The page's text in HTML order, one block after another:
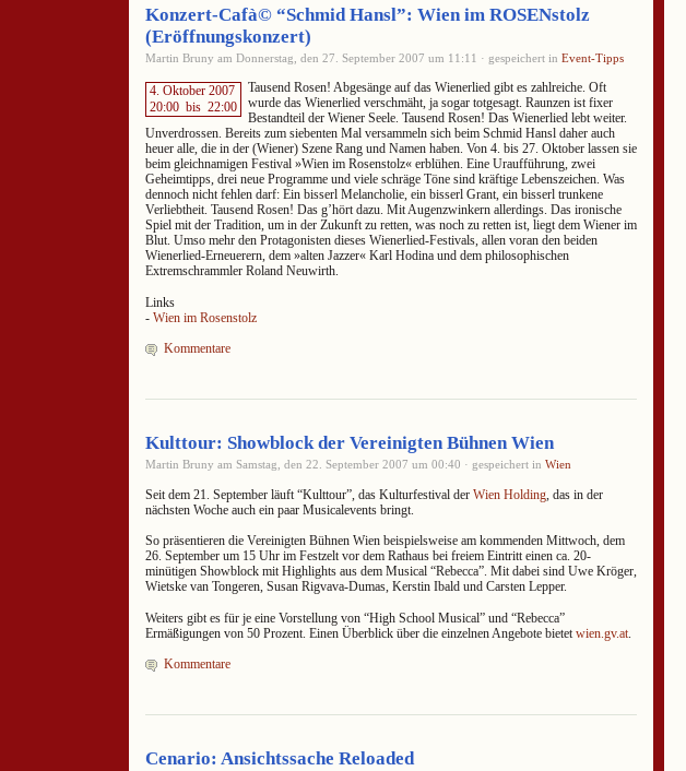
Konzert-Cafà© “Schmid Hansl”: Wien im ROSENstolz
(Eröffnungskonzert)
Martin Bruny am Donnerstag, den 27. September 2007 um 11:11 · gespeichert in Event-Tipps
4. Oktober 2007
20:00 bis 22:00
Tausend Rosen! Abgesänge auf das Wienerlied gibt es zahlreiche. Oft
wurde das Wienerlied verschmäht, ja sogar totgesagt. Raunzen ist fixer
Bestandteil der Wiener Seele. Tausend Rosen! Das Wienerlied lebt weiter.
Unverdrossen. Bereits zum siebenten Mal versammeln sich beim Schmid Hansl daher auch
heuer alle, die in der (Wiener) Szene Rang und Namen haben. Von 4. bis 27. Oktober lassen sie
beim gleichnamigen Festival »Wien im Rosenstolz« erblühen. Eine Uraufführung, zwei
Geheimtipps, drei neue Programme und viele schräge Töne sind kräftige Lebenszeichen. Was
dennoch nicht fehlen darf: Ein bisserl Melancholie, ein bisserl Grant, ein bisserl trunkene
Verliebtheit. Tausend Rosen! Das g’hört dazu. Mit Augenzwinkern allerdings. Das ironische
Spiel mit der Tradition, um in der Zukunft zu retten, was noch zu retten ist, liegt dem Wiener im
Blut. Umso mehr den Protagonisten dieses Wienerlied-Festivals, allen voran den beiden
Wienerlied-Erneuerern, dem »alten Jazzer« Karl Hodina und dem philosophischen
Extremschrammler Roland Neuwirth.
Links
- Wien im Rosenstolz
Kommentare
Kulttour: Showblock der Vereinigten Bühnen Wien
Martin Bruny am Samstag, den 22. September 2007 um 00:40 · gespeichert in Wien
Seit dem 21. September läuft “Kulttour”, das Kulturfestival der Wien Holding, das in der
nächsten Woche auch ein paar Musicalevents bringt.
So präsentieren die Vereinigten Bühnen Wien beispielsweise am kommenden Mittwoch, dem
26. September um 15 Uhr im Festzelt vor dem Rathaus bei freiem Eintritt einen ca. 20-
minütigen Showblock mit Highlights aus dem Musical “Rebecca”. Mit dabei sind Uwe Kröger,
Wietske van Tongeren, Susan Rigvava-Dumas, Kerstin Ibald und Carsten Lepper.
Weiters gibt es für je eine Vorstellung von “High School Musical” und “Rebecca”
Ermäßigungen von 50 Prozent. Einen Überblick über die einzelnen Angebote bietet wien.gv.at
Kommentare
Cenario: Ansichtssache Reloaded